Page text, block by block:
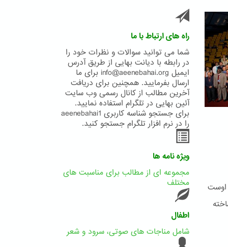
اوست
راه های ارتباط با ما
شما می توانید سوالات و نظرات خود را
در رابطه با دیانت بهایی از طریق آدرس
ایمیل info@aeenebahai.org برای ما
ارسال بفرمایید. همچنین برای دریافت
آخرین مطالب از کانال رسمی وب سایت
آئین بهایی در تلگرام استفاده نمایید.
برای جستجو شناسه کاربری aeenebahai1
را در نرم افزار تلگرام جستجو کنید.
ویژه نامه ها
مجموعه ای از مطالب برای مناسبت های
مختلف
اطفال
شامل مناجات های صوتی، سرود و شعر